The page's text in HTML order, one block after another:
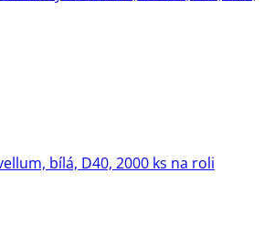
bílá, D40, 2000 ks na roli